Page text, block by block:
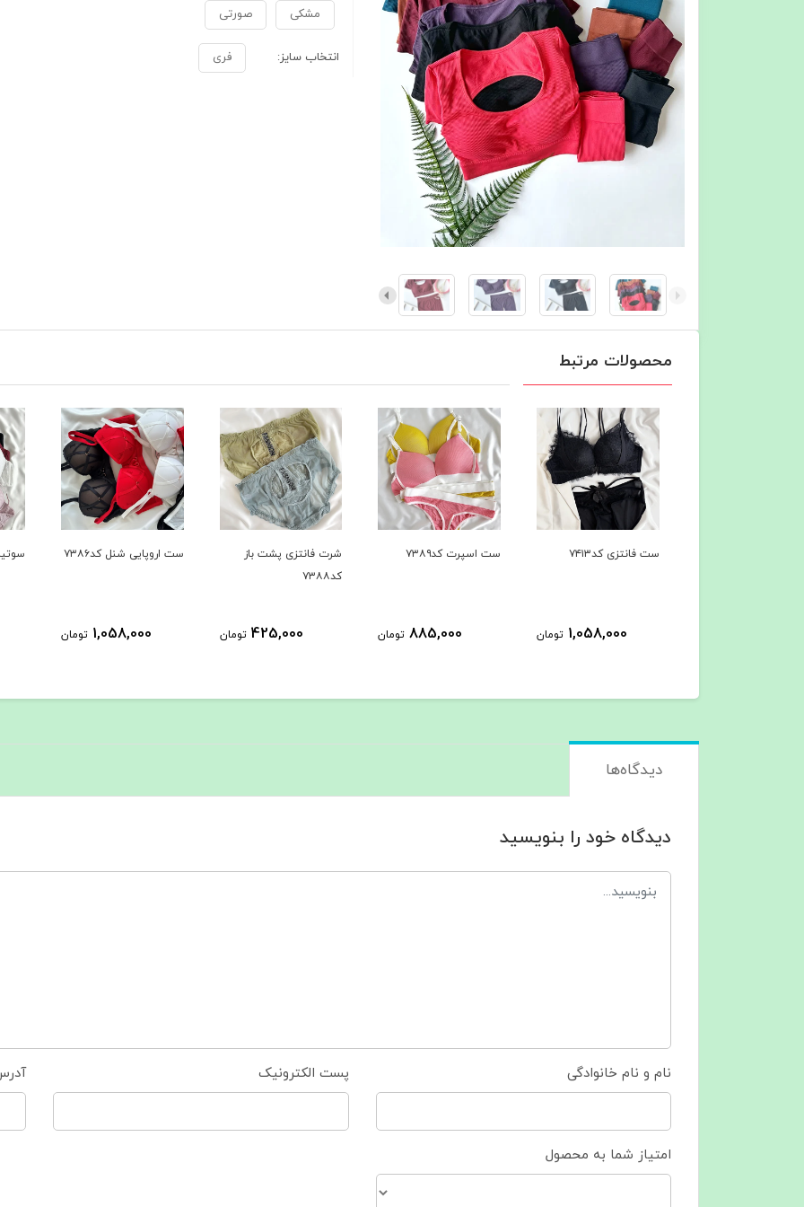
مشکی صورتی
انتخاب سایز: فری
محصولات مرتبط
ست اسپرت کد۷۳۸۹
885,000 تومان
شرت فانتزی پشت باز
425,000 تومان
ست اروپایی شنل کد۷۳۸۶
1,058,000 تومان
سوتین کد۷۳۸۲
588,000 تومان
ست
دیدگاه‌ها
دیدگاه خود را بنویسید
نام و نام خانوادگی پست الکترونیک
امتیاز شما به محصول